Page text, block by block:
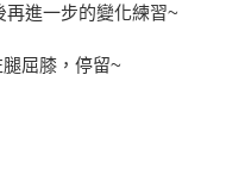
進一步的變化練習~
屈膝，停留~